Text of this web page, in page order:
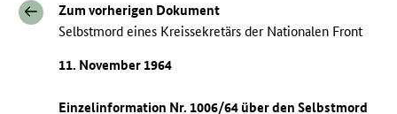
Zum vorherigen Dokument
Selbstmord eines Kreissekretärs der Nationalen Front
11. November 1964
Einzelinformation Nr. 1006/64 über den Selbstmord